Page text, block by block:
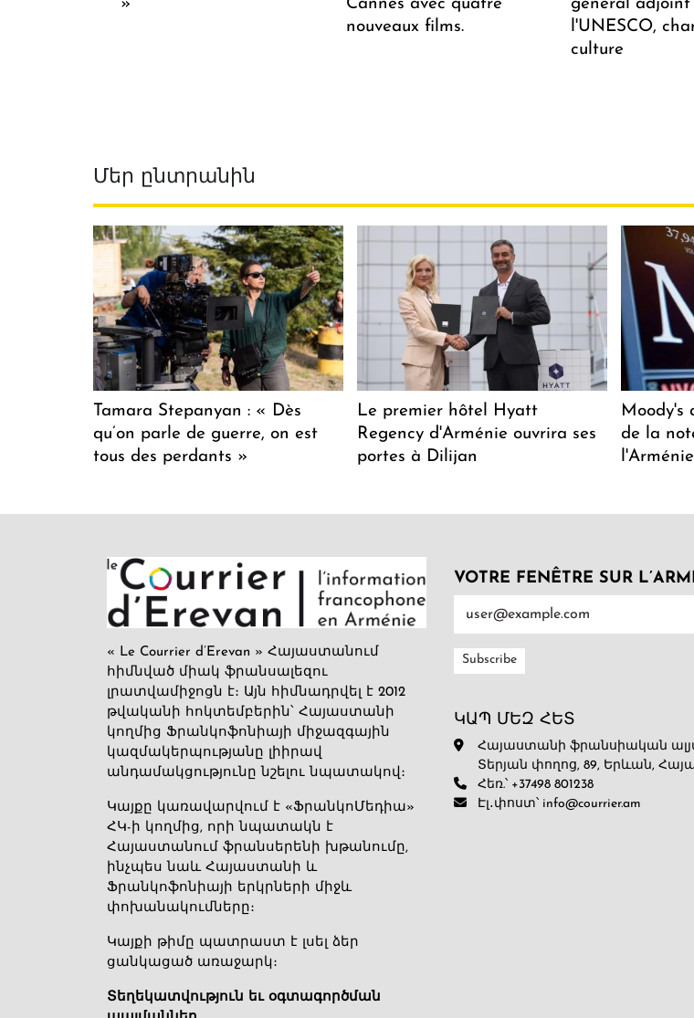
»
Cannes avec quatre
nouveaux films.
général adjoint
l'UNESCO,
culture
Մեր ընտրանին
Tamara Stepanyan : « Dès
qu’on parle de guerre, on est
tous des perdants »
Le premier hôtel Hyatt
Regency d'Arménie ouvrira ses
portes à Dilijan
Moody's
de la
« Le Courrier d’Erevan » Հայաստանում
հիմնված միակ ֆրանսալեզու
լրատվամիջոցն է։ Այն հիմնադրվել է 2012
թվականի հոկտեմբերին՝ Հայաստանի
կողմից Ֆրանկոֆոնիայի միջազգային
կազմակերպությանը լիիրավ
անդամակցությունը նշելու նպատակով։
Կայքը կառավարվում է «ՖրանկոՄեդիա»
ՀԿ-ի կողմից, որի նպատակն է
Հայաստանում ֆրանսերենի խթանումը,
ինչպես նաև Հայաստանի և
Ֆրանկոֆոնիայի երկրների միջև
փոխանակումները։
Կայքի թիմը պատրաստ է լսել ձեր
ցանկացած առաջարկ։
Տեղեկատվություն եւ օգտագործման
VOTRE FENÊTRE SUR
ԿԱՊ ՄԵԶ ՀԵՏ
Հայաստանի ֆրանսիական
Տերյան փողոց, 89, Երևան,
Հեռ.՝ +37498 801238
Էլ․փոստ՝ info@courrier.am